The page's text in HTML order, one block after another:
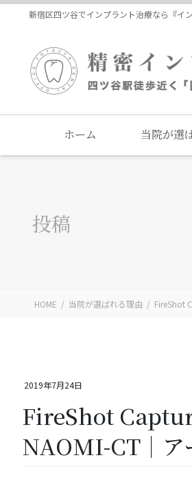
コ
ナ
動
新宿区四ツ谷でインプラント治療なら『イ
ホーム 当院が選
投稿
HOME 当院が選ばれる理由 FireShot
2019年7月24日
FireShot
NAOMI-CT｜